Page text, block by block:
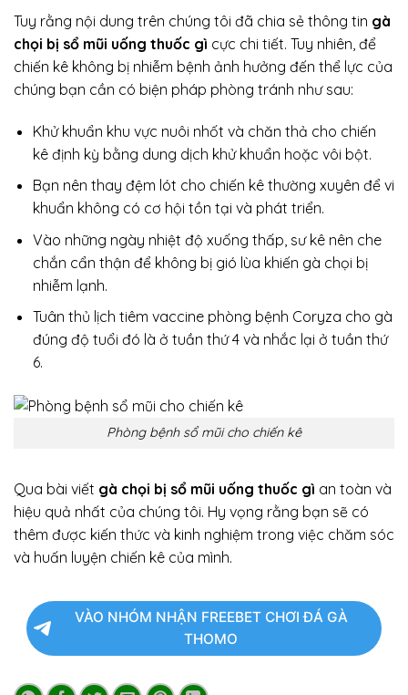
Tuy rằng nội dung trên chúng tôi đã chia sẻ thông tin gà
chọi bị sổ mũi uống thuốc gì cực chi tiết. Tuy nhiên, để
chiến kê không bị nhiễm bệnh ảnh hưởng đến thể lực của
chúng bạn cần có biện pháp phòng tránh như sau:
Khử khuẩn khu vực nuôi nhốt và chăn thả cho chiến
kê định kỳ bằng dung dịch khử khuẩn hoặc vôi bột.
Bạn nên thay đệm lót cho chiến kê thường xuyên để vi
khuẩn không có cơ hội tồn tại và phát triển.
Vào những ngày nhiệt độ xuống thấp, sư kê nên che
chắn cẩn thận để không bị gió lùa khiến gà chọi bị
nhiễm lạnh.
Tuân thủ lịch tiêm vaccine phòng bệnh Coryza cho gà
đúng độ tuổi đó là ở tuần thứ 4 và nhắc lại ở tuần thứ
6.
Phòng bệnh sổ mũi cho chiến kê
Qua bài viết gà chọi bị sổ mũi uống thuốc gì an toàn và
hiệu quả nhất của chúng tôi. Hy vọng rằng bạn sẽ có
thêm được kiến thức và kinh nghiệm trong việc chăm sóc
và huấn luyện chiến kê của mình.
VÀO NHÓM NHẬN FREEBET CHƠI ĐÁ GÀ
THOMO